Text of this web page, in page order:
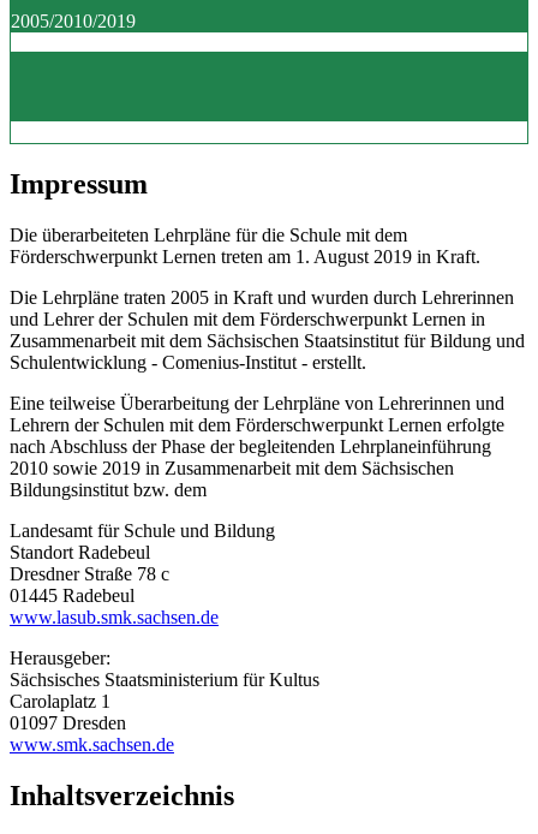
2005/2010/2019
Impressum
Die überarbeiteten Lehrpläne für die Schule mit dem
Förderschwerpunkt Lernen treten am 1. August 2019 in Kraft.
Die Lehrpläne traten 2005 in Kraft und wurden durch Lehrerinnen
und Lehrer der Schulen mit dem Förderschwerpunkt Lernen in
Zusammenarbeit mit dem Sächsischen Staatsinstitut für Bildung und
Schulentwicklung - Comenius-Institut - erstellt.
Eine teilweise Überarbeitung der Lehrpläne von Lehrerinnen und
Lehrern der Schulen mit dem Förderschwerpunkt Lernen erfolgte
nach Abschluss der Phase der begleitenden Lehrplaneinführung
2010 sowie 2019 in Zusammenarbeit mit dem Sächsischen
Bildungsinstitut bzw. dem
Landesamt für Schule und Bildung
Standort Radebeul
Dresdner Straße 78 c
01445 Radebeul
www.lasub.smk.sachsen.de
Herausgeber:
Sächsisches Staatsministerium für Kultus
Carolaplatz 1
01097 Dresden
www.smk.sachsen.de
Inhaltsverzeichnis